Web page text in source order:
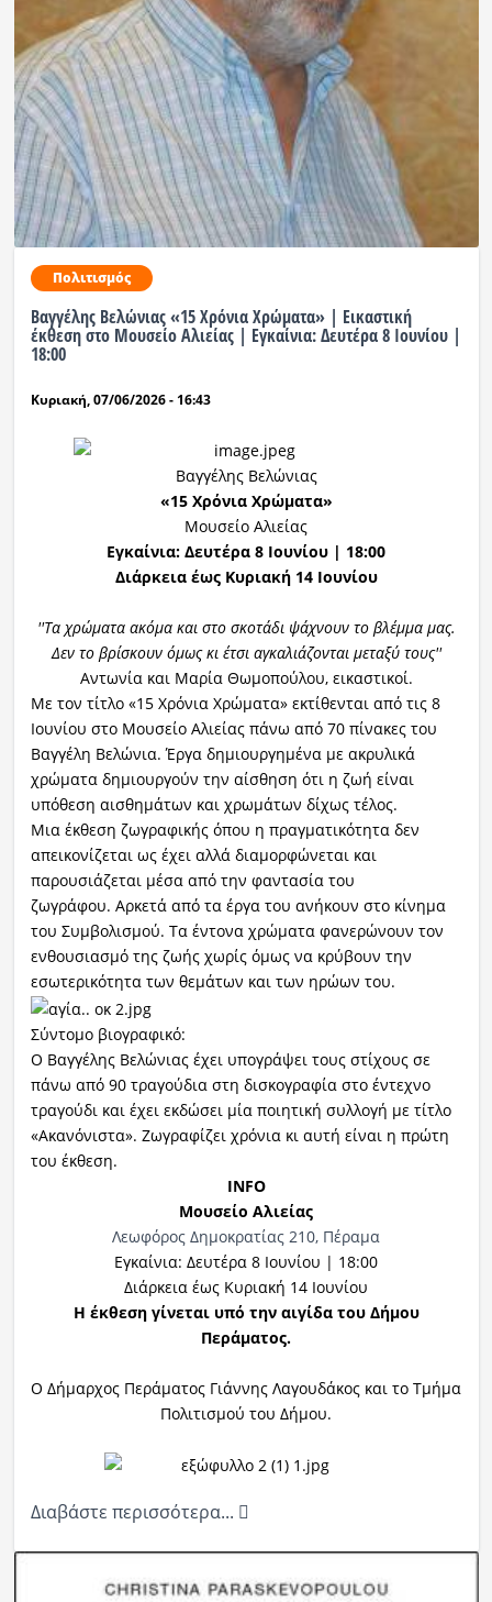
Πολιτισμός
Βαγγέλης Βελώνιας «15 Χρόνια Χρώματα» | Εικαστική
έκθεση στο Μουσείο Αλιείας | Εγκαίνια: Δευτέρα 8 Ιουνίου |
18:00
Κυριακή, 07/06/2026 - 16:43
Βαγγέλης Βελώνιας
«15 Χρόνια Χρώματα»
Μουσείο Αλιείας
Εγκαίνια: Δευτέρα 8 Ιουνίου | 18:00
Διάρκεια έως Κυριακή 14 Ιουνίου
''Τα χρώματα ακόμα και στο σκοτάδι ψάχνουν το βλέμμα μας.
Δεν το βρίσκουν όμως κι έτσι αγκαλιάζονται μεταξύ τους''
Αντωνία και Μαρία Θωμοπούλου, εικαστικοί.
Με τον τίτλο «15 Χρόνια Χρώματα» εκτίθενται από τις 8
Ιουνίου στο Μουσείο Αλιείας πάνω από 70 πίνακες του
Βαγγέλη Βελώνια. Έργα δημιουργημένα με ακρυλικά
χρώματα δημιουργούν την αίσθηση ότι η ζωή είναι
υπόθεση αισθημάτων και χρωμάτων δίχως τέλος.
Μια έκθεση ζωγραφικής όπου η πραγματικότητα δεν
απεικονίζεται ως έχει αλλά διαμορφώνεται και
παρουσιάζεται μέσα από την φαντασία του
ζωγράφου. Αρκετά από τα έργα του ανήκουν στο κίνημα
του Συμβολισμού. Τα έντονα χρώματα φανερώνουν τον
ενθουσιασμό της ζωής χωρίς όμως να κρύβουν την
εσωτερικότητα των θεμάτων και των ηρώων του.
Σύντομο βιογραφικό:
Ο Βαγγέλης Βελώνιας έχει υπογράψει τους στίχους σε
πάνω από 90 τραγούδια στη δισκογραφία στο έντεχνο
τραγούδι και έχει εκδώσει μία ποιητική συλλογή με τίτλο
«Ακανόνιστα». Ζωγραφίζει χρόνια κι αυτή είναι η πρώτη
του έκθεση.
INFO
Μουσείο Αλιείας
Λεωφόρος Δημοκρατίας 210, Πέραμα
Εγκαίνια: Δευτέρα 8 Ιουνίου | 18:00
Διάρκεια έως Κυριακή 14 Ιουνίου
Η έκθεση γίνεται υπό την αιγίδα του Δήμου
Περάματος.
Ο Δήμαρχος Περάματος Γιάννης Λαγουδάκος και το Τμήμα
Πολιτισμού του Δήμου.
Διαβάστε περισσότερα...